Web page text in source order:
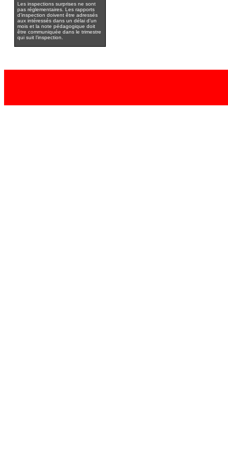
Les inspections surprises ne sont
pas réglementaires. Les rapports
d’inspection doivent être adressés
aux intéressés dans un délai d’un
mois et la note pédagogique doit
être communiquée dans le trimestre
qui suit l’inspection.